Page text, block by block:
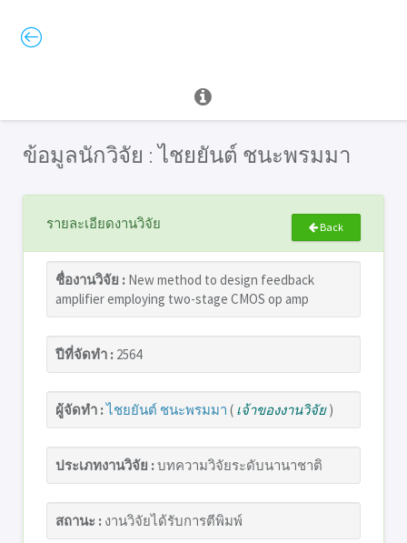
ข้อมูลนักวิจัย : ไชยยันต์ ชนะพรมมา
รายละเอียดงานวิจัย Back
ชื่องานวิจัย : New method to design feedback
amplifier employing two-stage CMOS op amp
ปีที่จัดทำ : 2564
ผู้จัดทำ :ไชยยันต์ ชนะพรมมา ( เจ้าของงานวิจัย)
ประเภทงานวิจัย :บทความวิจัยระดับนานาชาติ
สถานะ : งานวิจัยได้รับการตีพิมพ์